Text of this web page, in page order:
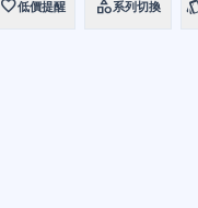
favorite低價提醒 category系列切換